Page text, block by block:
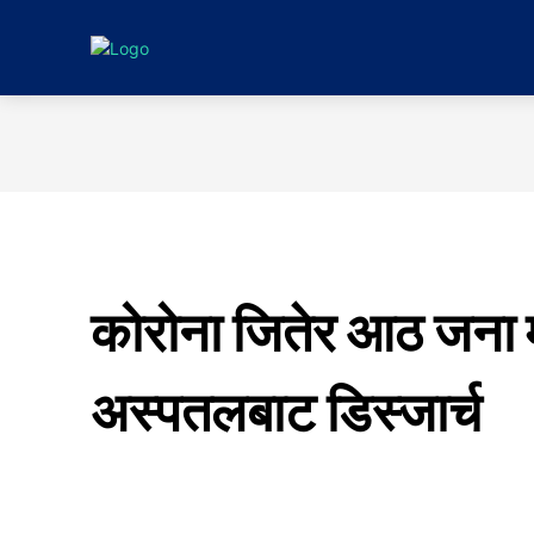
कोरोना जितेर आठ जना
अस्पतलबाट डिस्जार्च